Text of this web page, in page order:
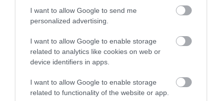
I want to allow Google to send me
personalized advertising.
I want to allow Google to enable storage
related to analytics like cookies on web or
device identifiers in apps.
I want to allow Google to enable storage
related to functionality of the website or app.